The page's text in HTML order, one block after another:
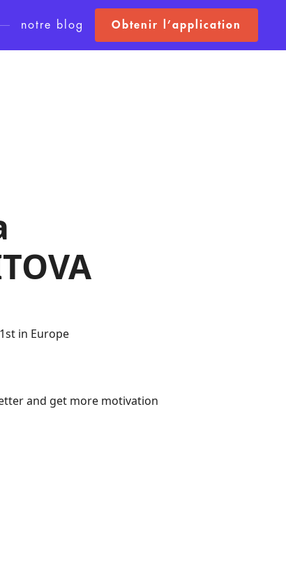
notre blog Obtenir l’application
in Europe
and get more motivation